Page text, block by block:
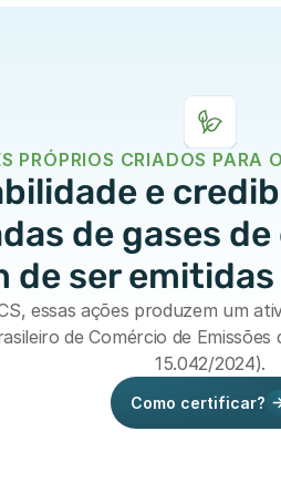
PRÓPRIOS CRIADOS PARA
e
de gases
de ser
essas ações produzem um
de Comércio de
15.042/2024).
Como certificar?